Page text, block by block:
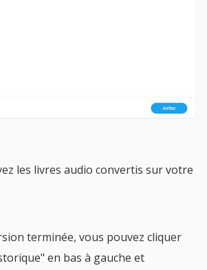
les livres audio convertis sur votre
terminée, vous pouvez cliquer
en bas à gauche et